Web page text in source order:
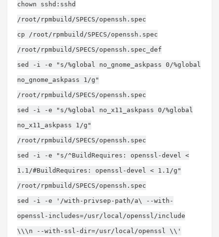
chown sshd:sshd
/root/rpmbuild/SPECS/openssh.spec
cp /root/rpmbuild/SPECS/openssh.spec
/root/rpmbuild/SPECS/openssh.spec_def
sed -i -e "s/%global no_gnome_askpass 0/%global
no_gnome_askpass 1/g"
/root/rpmbuild/SPECS/openssh.spec
sed -i -e "s/%global no_x11_askpass 0/%global
no_x11_askpass 1/g"
/root/rpmbuild/SPECS/openssh.spec
sed -i -e "s/^BuildRequires: openssl-devel <
1.1/#BuildRequires: openssl-devel < 1.1/g"
/root/rpmbuild/SPECS/openssh.spec
sed -i -e '/with-privsep-path/a\ --with-
openssl-includes=/usr/local/openssl/include
\\\n --with-ssl-dir=/usr/local/openssl \\'